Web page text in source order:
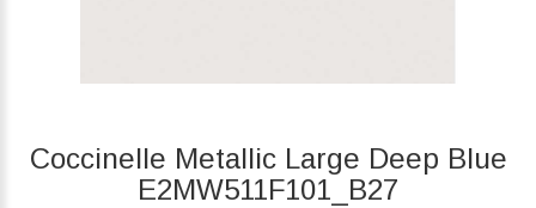
Coccinelle Metallic Large Deep Blue
E2MW511F101_B27